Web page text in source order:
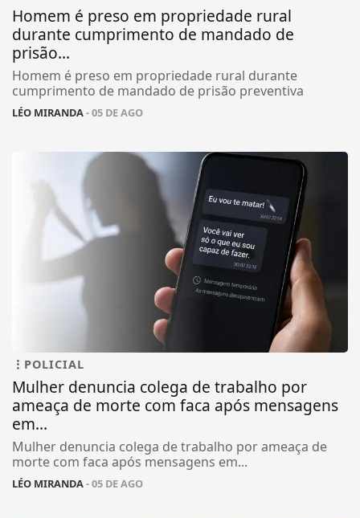
Homem é preso em propriedade rural
durante cumprimento de mandado de
prisão...
Homem é preso em propriedade rural durante
cumprimento de mandado de prisão preventiva
LÉO MIRANDA- 05 DE AGO
POLICIAL
Mulher denuncia colega de trabalho por
ameaça de morte com faca após mensagens
em...
Mulher denuncia colega de trabalho por ameaça de
morte com faca após mensagens em...
LÉO MIRANDA- 05 DE AGO